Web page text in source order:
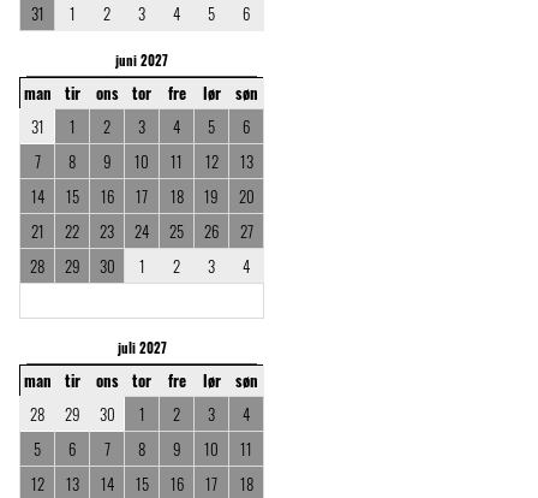
31
1 2 3 4 5 6
juni 2027
man tir ons tor fre lør
søn
31
1 2 3 4 5
6
7
8 9 10 11 12
13
14
15 16 17 18 19
20
21
22 23 24 25 26
27
28
29 30 1 2 3 4
juli 2027
man tir ons tor fre lør
søn
28
29 30 1 2 3
4
5
6 7 8 9 10
11
12
13 14 15 16 17
18